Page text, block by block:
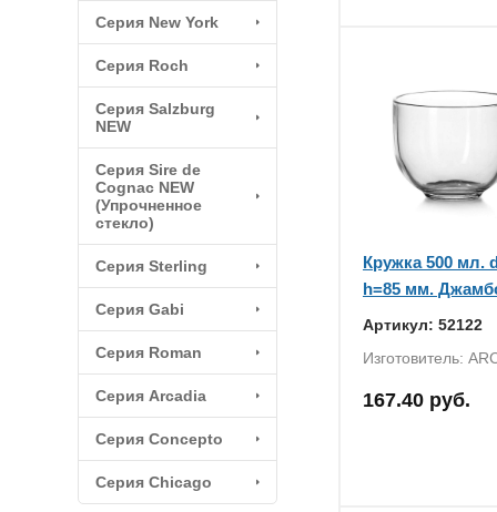
Серия New York
Серия Roch
Серия Salzburg
NEW
Серия Sire de
Cognac NEW
(Упрочненное
стекло)
Серия Sterling
Серия Gabi
Серия Roman
Серия Arcadia
Серия Concepto
Серия Chicago
Кружка 500 мл.
h=85 мм.
Артикул: 52122
Изготовитель:
167.40 руб.